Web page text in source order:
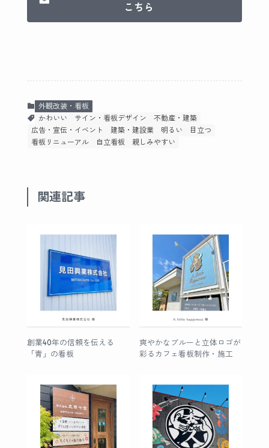
こちら
外観改装・看板
かわいい
サイン・看板デザイン
不動産・建築
広告・宣伝・イベント
建築・建設業 明るい
目立つ
看板リニューアル
自立看板 親しみやすい
関連記事
創業40年の信頼を伝える
「青」の看板
爽やかなブルーと立体ロゴが
彩るカフェ看板制作・施工